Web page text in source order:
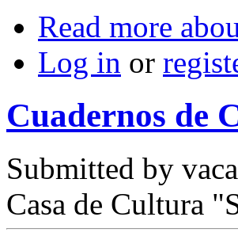
Read more
Log in or
Cuadernos de
Submitted by
Casa de Cultura